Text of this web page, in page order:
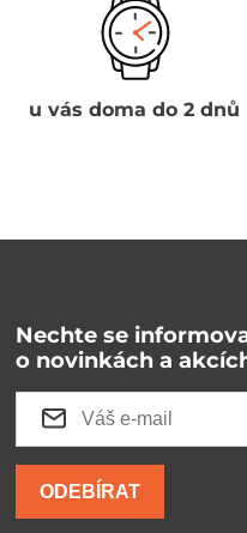
u vás doma do 2 dnů
Nechte se
o novinkách a
ODEBÍRAT